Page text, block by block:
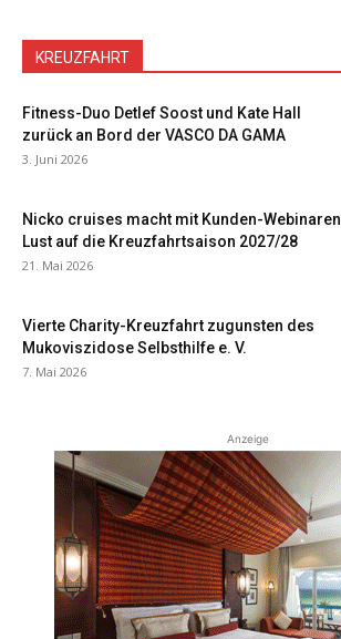
KREUZFAHRT
Fitness-Duo Detlef Soost und Kate Hall
zurück an Bord der VASCO DA GAMA
3. Juni 2026
Nicko cruises macht mit Kunden-Webinaren
Lust auf die Kreuzfahrtsaison 2027/28
21. Mai 2026
Vierte Charity-Kreuzfahrt zugunsten des
Mukoviszidose Selbsthilfe e. V.
7. Mai 2026
Anzeige